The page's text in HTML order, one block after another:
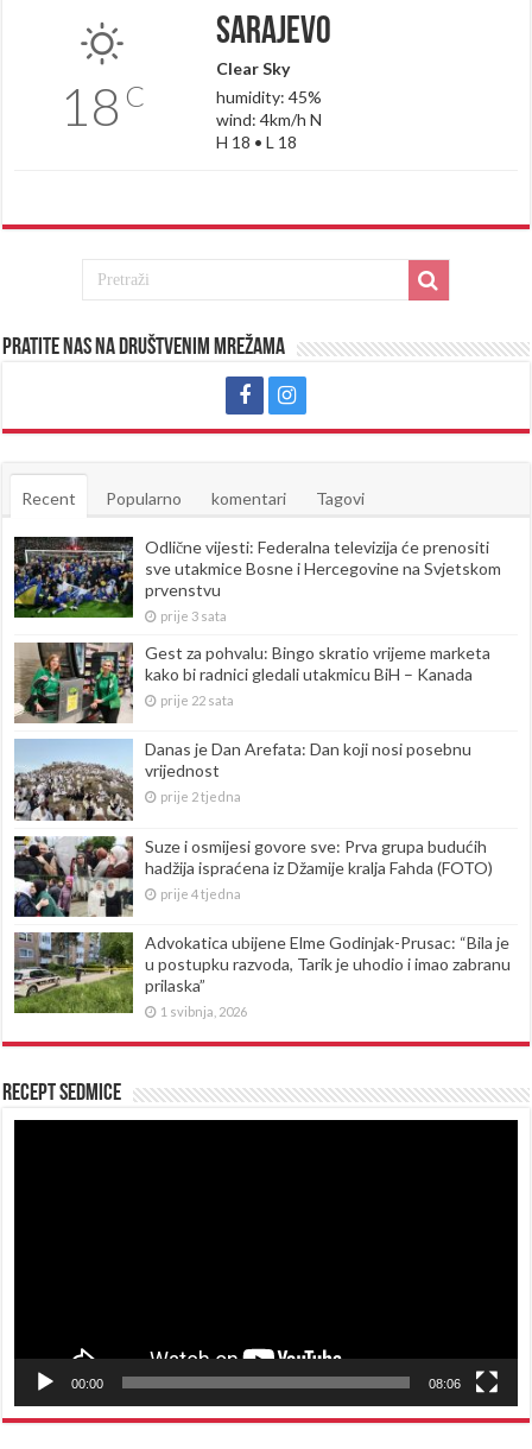
18 C
Sarajevo
Clear Sky
humidity: 45%
wind: 4km/h N
H 18 • L 18
Pratite nas na društvenim mrežama
Recent Popularno komentari Tagovi
Odlične vijesti: Federalna televizija će prenositi
sve utakmice Bosne i Hercegovine na Svjetskom
prvenstvu
prije 3 sata
Gest za pohvalu: Bingo skratio vrijeme marketa
kako bi radnici gledali utakmicu BiH – Kanada
prije 22 sata
Danas je Dan Arefata: Dan koji nosi posebnu
vrijednost
prije 2 tjedna
Suze i osmijesi govore sve: Prva grupa budućih
hadžija ispraćena iz Džamije kralja Fahda (FOTO)
prije 4 tjedna
Advokatica ubijene Elme Godinjak-Prusac: “Bila je
u postupku razvoda, Tarik je uhodio i imao zabranu
prilaska”
1 svibnja, 2026
Recept sedmice
00:00 08:06